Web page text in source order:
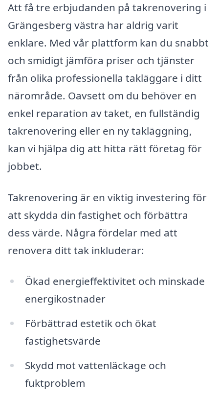
Att få tre erbjudanden på takrenovering i
Grängesberg västra har aldrig varit
enklare. Med vår plattform kan du snabbt
och smidigt jämföra priser och tjänster
från olika professionella takläggare i ditt
närområde. Oavsett om du behöver en
enkel reparation av taket, en fullständig
takrenovering eller en ny takläggning,
kan vi hjälpa dig att hitta rätt företag för
jobbet.
Takrenovering är en viktig investering för
att skydda din fastighet och förbättra
dess värde. Några fördelar med att
renovera ditt tak inkluderar:
Ökad energieffektivitet och minskade
energikostnader
Förbättrad estetik och ökat
fastighetsvärde
Skydd mot vattenläckage och
fuktproblem